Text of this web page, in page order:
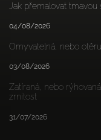
Jak přemalovat
04/08/2026
Omyvatelná, nebo
03/08/2026
Zatíraná, nebo
zrnitost
31/07/2026